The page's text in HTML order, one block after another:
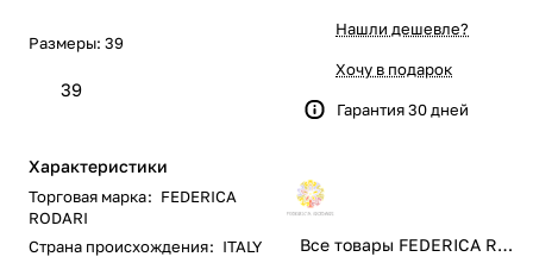
Размеры: 39
39
Характеристики
Торговая марка: FEDERICA
RODARI
Страна происхождения: ITALY
Нашли дешевле?
Хочу в подарок
Гарантия 30 дней
Все товары FEDERICA RODARI